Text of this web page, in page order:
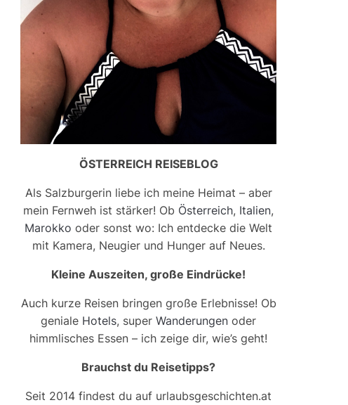
ÖSTERREICH REISEBLOG
Als Salzburgerin liebe ich meine Heimat – aber
mein Fernweh ist stärker! Ob Österreich, Italien,
Marokko oder sonst wo: Ich entdecke die Welt
mit Kamera, Neugier und Hunger auf Neues.
Kleine Auszeiten, große Eindrücke!
Auch kurze Reisen bringen große Erlebnisse! Ob
geniale Hotels, super Wanderungen oder
himmlisches Essen – ich zeige dir, wie’s geht!
Brauchst du Reisetipps?
Seit 2014 findest du auf urlaubsgeschichten.at